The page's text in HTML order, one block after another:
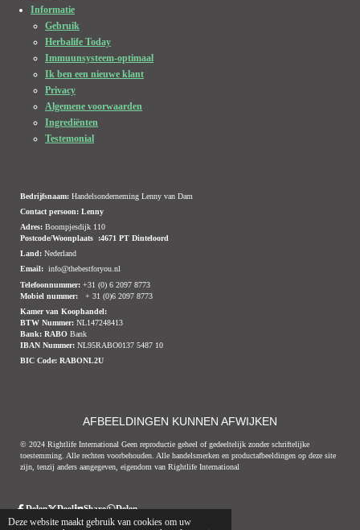
Deze website maakt gebruik van cookies om uw
Informatie
Gebruik
Herbalife Today
Immuunsysteem-optimaal
Ik ben een nieuwe klant
Privacy
Algemene voorwaarden
Ingrediënten
Testemonial
Bedrijfsnaam: Handelsonderneming Lenny van Dam
Contact persoon: Lenny
Adres: Boompjesdijk 110
Postcode/Woonplaats :4671 PT Dinteloord
Land: Nederland
Email: info@thebestforyou.nl
Telefoonnummer: +31 (0) 6 2097 8773
Mobiel nummer:
+ 31 (0)6 2097 8773
Kamer van Koophandel:
BTW Nummer: NL147248413
Bank: RABO Bank
IBAN Nummer:NL95RABO0137 5487 10
BIC Code: RABONL2U
AFBEELDINGEN KUNNEN AFWIJKEN
© 2024 Rightlife International Geen reproductie geheel of gedeeltelijk zonder schriftelijke
toestemming. Alle rechten voorbehouden. Alle handelsmerken en productafbeeldingen op deze site
zijn, tenzij anders aangegeven, eigendom van Rightlife International
Delen Deel Share Delen
© 2020 - 2026 Thebestforyou.nl Dinteloord
Powered byJouwWeb